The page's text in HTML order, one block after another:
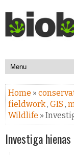
Home »
fieldwork, GIS ,
Wildlife »
Investiga hienas